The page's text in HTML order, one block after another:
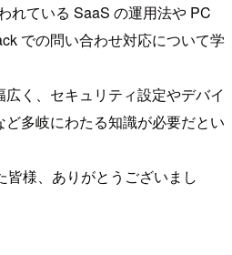
れている SaaS の運用法や PC
での問い合わせ対応について学
く、セキュリティ設定やデバイ
多岐にわたる知識が必要だとい
様、ありがとうございまし